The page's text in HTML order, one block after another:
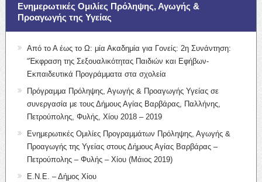
Ενημερωτικές Ομιλίες Πρόληψης, Αγωγής &
Προαγωγής της Υγείας
Από το Α έως το Ω: μία Ακαδημία για Γονείς: 2η Συνάντηση:
“Έκφραση της Σεξουαλικότητας Παιδιών και Εφήβων-
Εκπαιδευτικά Προγράμματα στα σχολεία
Πρόγραμμα Πρόληψης, Αγωγής & Προαγωγής Υγείας σε
συνεργασία με τους Δήμους Αγίας Βαρβάρας, Παλλήνης,
Πετρούπολης, Φυλής, Χίου 2018 – 2019
Ενημερωτικές Ομιλίες Προγραμμάτων Πρόληψης, Αγωγής &
Προαγωγής της Υγείας στους Δήμους Αγίας Βαρβάρας –
Πετρούπολης – Φυλής – Χίου (Μάιος 2019)
Ε.Ν.Ε. – Δήμος Χίου